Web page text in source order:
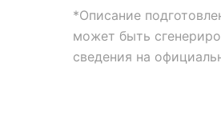
*Описание
может быть
сведения на